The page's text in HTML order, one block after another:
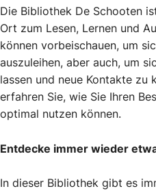
Die Bibliothek De Schooten
Ort zum Lesen, Lernen und
können vorbeischauen, um
auszuleihen, aber auch, um
lassen und neue Kontakte zu
erfahren Sie, wie Sie Ihren
optimal nutzen können.
Entdecke immer wieder
In dieser Bibliothek gibt es